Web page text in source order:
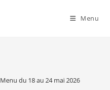
Menu
Menu du 18 au 24 mai 2026